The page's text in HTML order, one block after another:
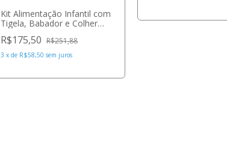
Kit Alimentação Infantil com
Tigela, Babador e Colher
R$175,50 R$251,88
3 x de R$58,50 sem juros